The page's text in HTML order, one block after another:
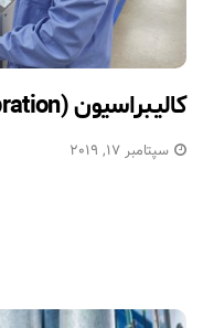
کالیبراسیون (Calibration) چیست؟
سپتامبر 17, 2019